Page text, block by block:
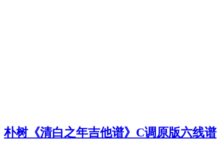
朴树《清白之年吉他谱》C调原版六线谱